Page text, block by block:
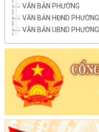
VĂN BẢN PHƯỜNG
VĂN BẢN HĐND PHƯỜNG
VĂN BẢN UBND PHƯỜNG